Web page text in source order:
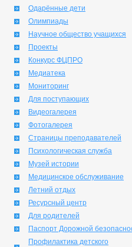
Одарённые дети
Олимпиады
Научное общество учащихся
Проекты
Конкурс ФЦПРО
Медиатека
Мониторинг
Для поступающих
Видеогалерея
Фотогалерея
Страницы преподавателей
Психологическая служба
Музей истории
Медицинское обслуживание
Летний отдых
Ресурсный центр
Для родителей
Паспорт Дорожной
Профилактика детского